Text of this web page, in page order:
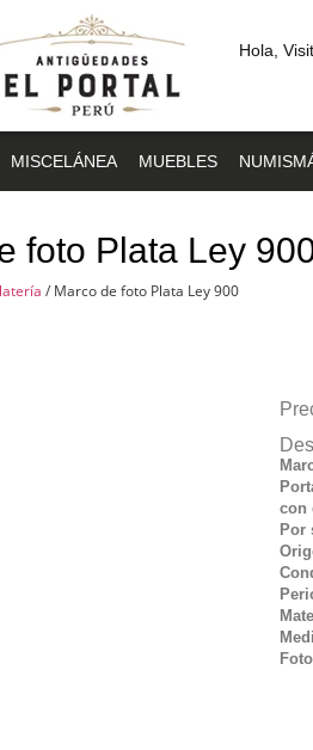
Hola,
MISCELÁNEA MUEBLES
foto Plata Ley
/ Marco de foto Plata Ley 900
con
Por